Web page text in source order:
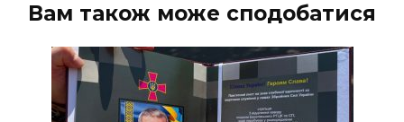
Вам також може сподобатися